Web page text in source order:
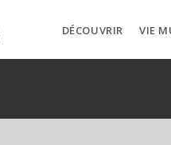
DÉCOUVRIR VIE